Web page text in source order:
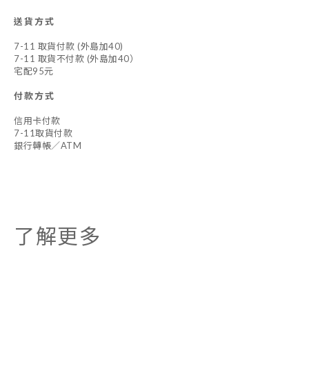
送貨方式
7-11 取貨付款 (外島加40)
7-11 取貨不付款 (外島加40）
宅配95元
付款方式
信用卡付款
7-11取貨付款
銀行轉帳／ATM
了解更多